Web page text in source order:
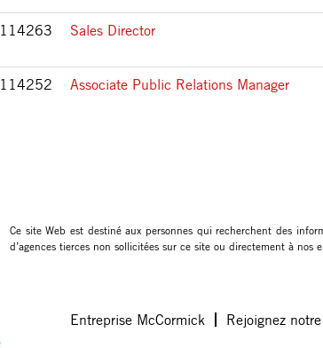
114263
Sales Director
114252
Associate Public Relations Manager
Ce site Web est destiné aux personnes qui recherchent des
d’agences tierces non sollicitées sur ce site ou directement à nos
Entreprise McCormick Rejoignez